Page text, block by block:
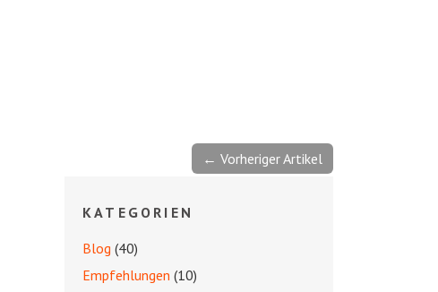
← Vorheriger Artikel
KATEGORIEN
Blog (40)
Empfehlungen (10)